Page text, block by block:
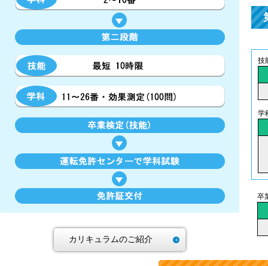
カリキュラムのご紹介
技
学
卒